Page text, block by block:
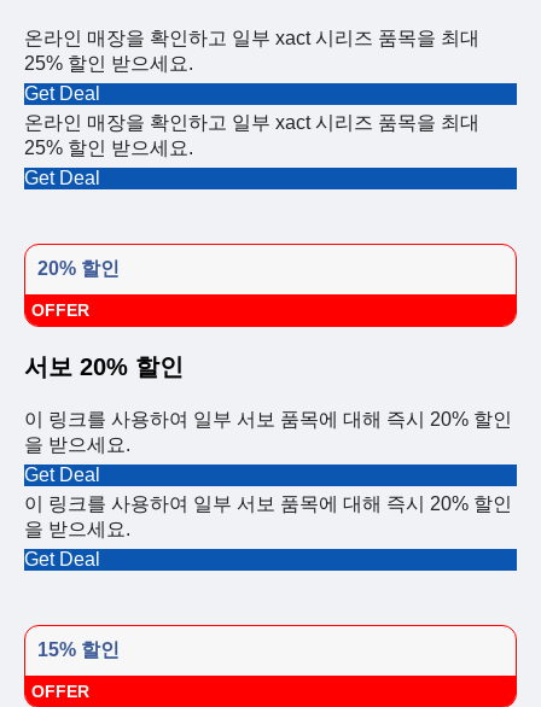
온라인 매장을 확인하고 일부 xact 시리즈 품목을 최대
25% 할인 받으세요.
Get Deal
온라인 매장을 확인하고 일부 xact 시리즈 품목을 최대
25% 할인 받으세요.
Get Deal
20% 할인
OFFER
서보 20% 할인
이 링크를 사용하여 일부 서보 품목에 대해 즉시 20% 할인
을 받으세요.
Get Deal
이 링크를 사용하여 일부 서보 품목에 대해 즉시 20% 할인
을 받으세요.
Get Deal
15% 할인
OFFER